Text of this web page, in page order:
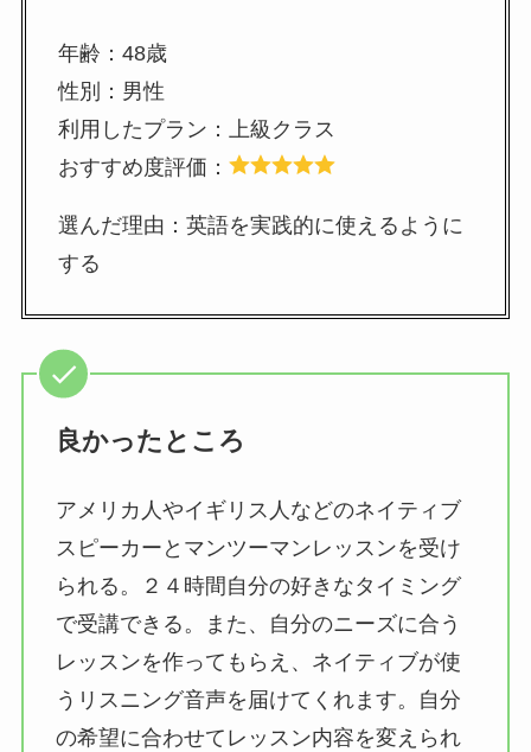
年齢：48歳
性別：男性
利用したプラン：上級クラス
おすすめ度評価：
選んだ理由：英語を実践的に使えるように
する
良かったところ
アメリカ人やイギリス人などのネイティブ
スピーカーとマンツーマンレッスンを受け
られる。２４時間自分の好きなタイミング
で受講できる。また、自分のニーズに合う
レッスンを作ってもらえ、ネイティブが使
うリスニング音声を届けてくれます。自分
の希望に合わせてレッスン内容を変えられ